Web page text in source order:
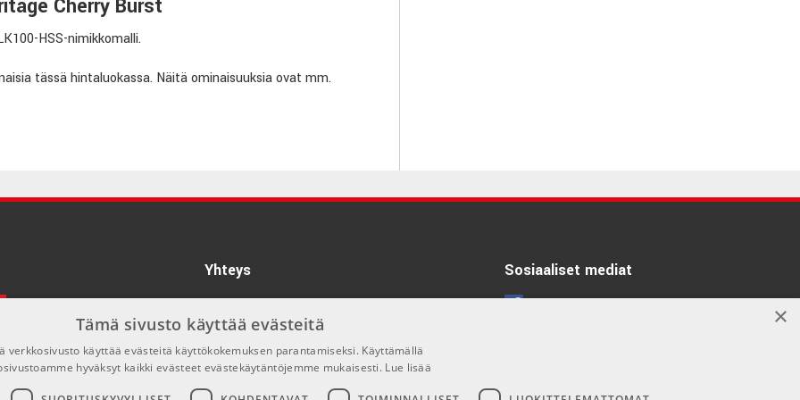
Cherry Burst
HSS-nimikkomalli.
tässä hintaluokassa. Näitä ominaisuuksia ovat mm.
klassisella HSS-mikrofonikonfiguraatiolla; H I humbucker-
-mikrofonia ovat AlNiCo-tyyppisiä mikrofoneja. Kitarassa
Yhteys
info@emnordic.fi
Sosiaaliset mediat
Facebook ×
Tämä sivusto käyttää evästeitä
verkkosivusto käyttää evästeitä käyttökokemuksen parantamiseksi. Käyttämällä
hyväksyt kaikki evästeet evästekäytäntöjemme mukaisesti. Lue lisää